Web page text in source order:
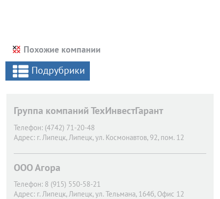
Похожие компании
Подрубрики
Группа компаний ТехИнвестГарант
Телефон: (4742) 71-20-48
Адрес: г. Липецк, Липецк, ул. Космонавтов, 92, пом. 12
ООО Агора
Телефон: 8 (915) 550-58-21
Адрес: г. Липецк, Липецк, ул. Тельмана, 164б, Офис 12